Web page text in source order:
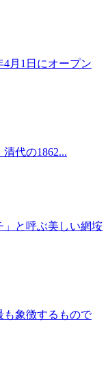
月1日にオープン
代の1862...
」と呼ぶ美しい網垵
も象徴するもので